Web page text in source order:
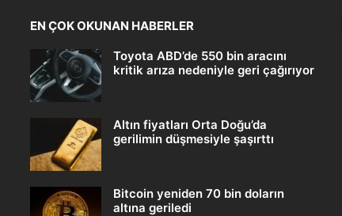
EN ÇOK OKUNAN HABERLER
Toyota ABD’de 550 bin aracını
kritik arıza nedeniyle geri çağırıyor
Altın fiyatları Orta Doğu’da
gerilimin düşmesiyle şaşırttı
Bitcoin yeniden 70 bin doların
altına geriledi